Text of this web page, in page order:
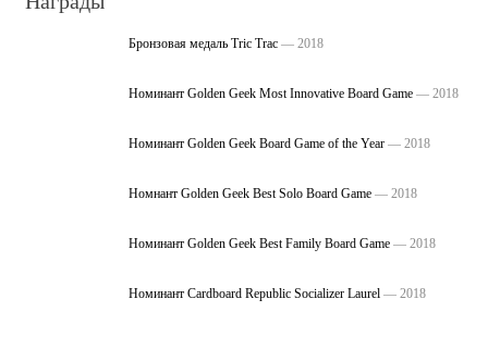
Бронзовая медаль Tric Trac — 2018
Номинант Golden Geek Most Innovative Board Game — 2018
Номинант Golden Geek Board Game of the Year — 2018
Номнант Golden Geek Best Solo Board Game — 2018
Номинант Golden Geek Best Family Board Game — 2018
Номинант Cardboard Republic Socializer Laurel — 2018